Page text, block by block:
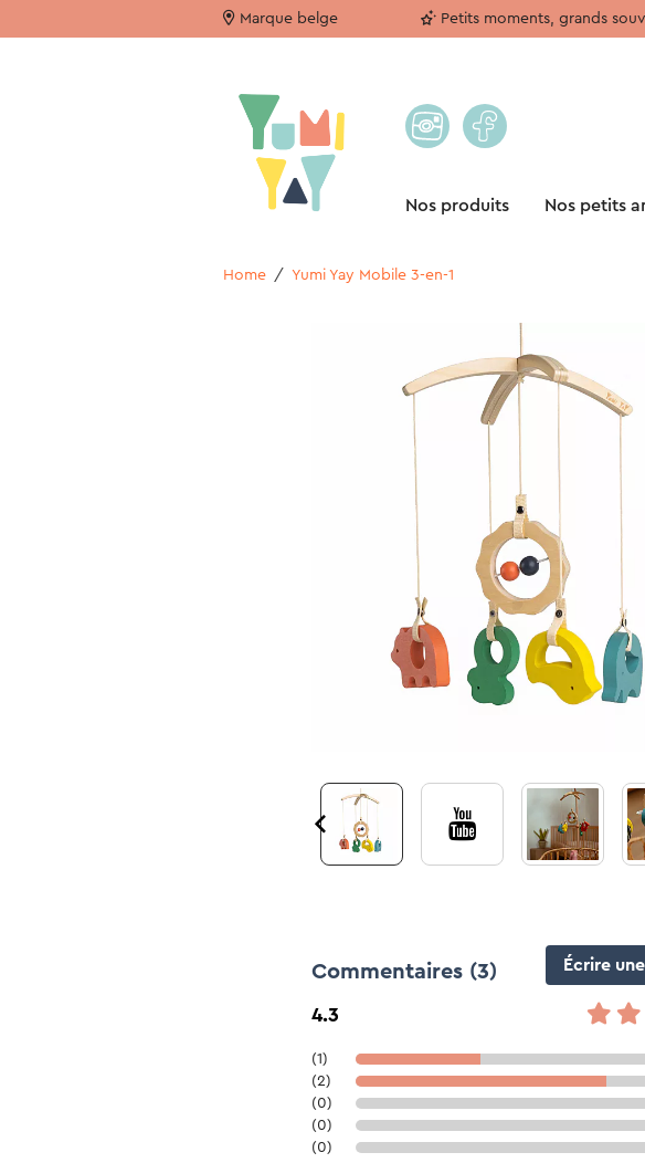
Marque belge Petits moments, grands
Nos produits Nos petits
Home / Yumi Yay Mobile 3-en-1
Commentaires (3) Écrire
4.3
(1)
(2)
(0)
(0)
(0)